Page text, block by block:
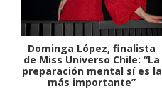
Dominga López, finalista
de Miss Universo Chile: “La
preparación mental sí es la
más importante”